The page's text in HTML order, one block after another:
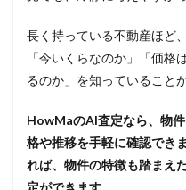
長く持っている不動産ほど
「今いくらなのか」「価格
るのか」を知っていること
HowMaのAI査定なら、物
格や推移を手軽に確認でき
れば、物件の特徴も踏まえ